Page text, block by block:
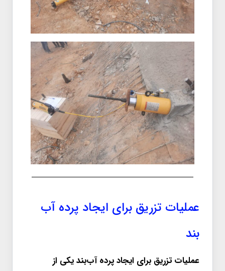
عملیات تزریق برای ایجاد پرده آب
بند
عملیات تزریق برای ایجاد پرده آب‌بند یکی از